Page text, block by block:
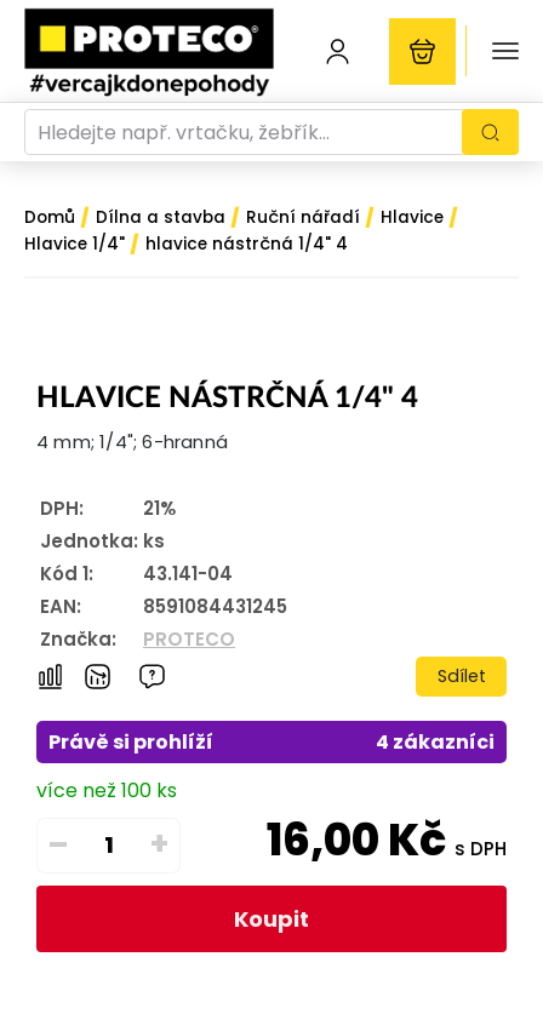
Domů / Dílna a stavba / Ruční nářadí / Hlavice /
Hlavice 1/4" / hlavice nástrčná 1/4" 4
HLAVICE NÁSTRČNÁ 1/4" 4
4 mm; 1/4"; 6-hranná
DPH:
21%
Jednotka: ks
Kód 1:
43.141-04
EAN:
8591084431245
Značka:
PROTECO
Sdílet
Právě si prohlíží
4 zákazníci
více než 100 ks
– + 16,00Kč s DPH
Koupit